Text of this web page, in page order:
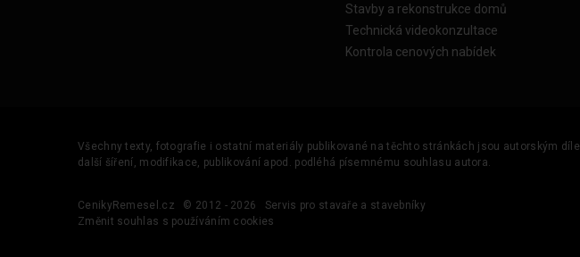
Stavby a rekonstrukce domů
Technická videokonzultace
Kontrola cenových nabídek
Všechny texty, fotografie i ostatní materiály publikované na těchto stránkách jsou autorským
další šíření, modifikace, publikování apod. podléhá písemnému souhlasu autora.
CenikyRemesel.cz © 2012 - 2026
Servis pro stavaře a stavebníky
Změnit souhlas s používáním cookies